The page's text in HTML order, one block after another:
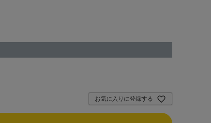
お気に入りに登録する